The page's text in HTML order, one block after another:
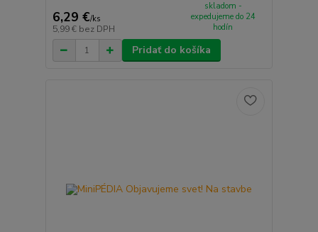
6,29 €/ks
5,99 € bez DPH
skladom -
expedujeme do 24
hodín
Pridať do košíka